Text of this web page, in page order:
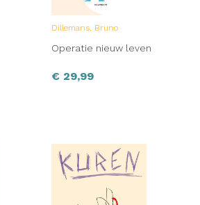
Dillemans, Bruno
Operatie nieuw leven
€ 29,99